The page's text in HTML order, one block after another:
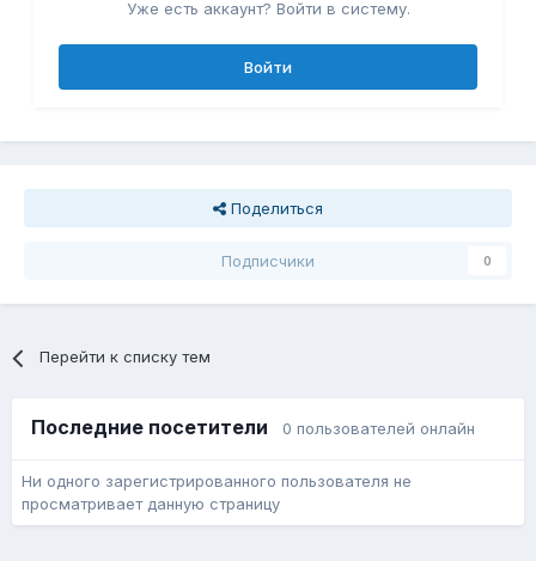
Уже есть аккаунт? Войти в систему.
Войти
Поделиться
Подписчики 0
Перейти к списку тем
Последние посетители 0 пользователей онлайн
Ни одного зарегистрированного пользователя не
просматривает данную страницу